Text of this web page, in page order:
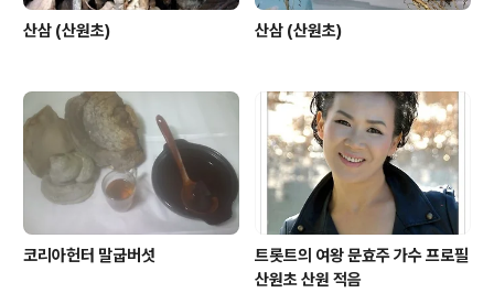
산삼 (산원초) 산삼 (산원초)
코리아헌터 말굽버섯
트롯트의 여왕 문효주 가수 프로필
산원초 산원 적음